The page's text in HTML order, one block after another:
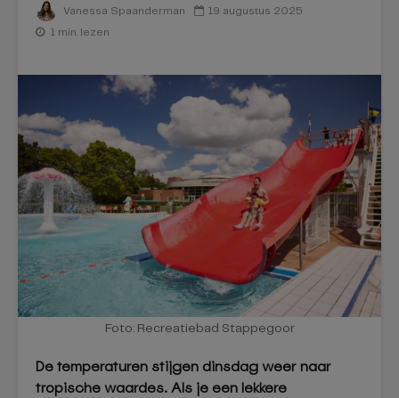
Vanessa Spaanderman 19 augustus 2025
1 min. lezen
Foto: Recreatiebad Stappegoor
De temperaturen stijgen dinsdag weer naar
tropische waardes. Als je een lekkere